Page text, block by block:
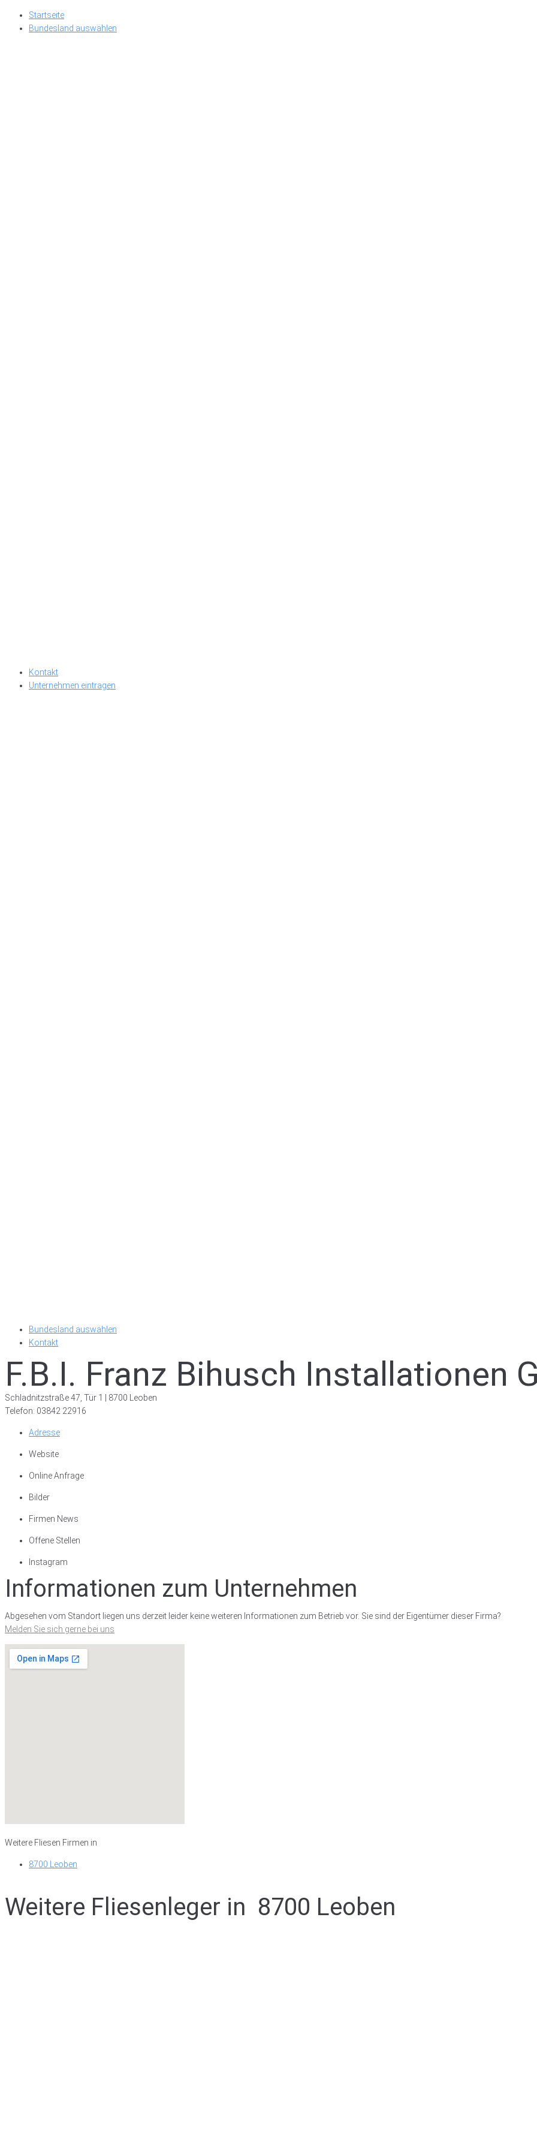
Skip
Startseite
Bundesland auswählen
Kontakt
Unternehmen eintragen
Bundesland auswählen
Kontakt
F.B.I. Franz Bihusch Installationen
Schladnitzstraße 47, Tür 1 | 8700 Leoben
Telefon: 03842 22916
Adresse
Website
Online Anfrage
Bilder
Firmen News
Offene Stellen
Instagram
Informationen zum Unternehmen
Abgesehen vom Standort liegen uns derzeit leider keine weiteren Informationen zum Betrieb vor. Sie sind der Eigentümer dieser Firma?
Melden Sie sich gerne bei uns
Weitere Fliesen Firmen in
8700 Leoben
Weitere Fliesenleger in 8700 Leoben